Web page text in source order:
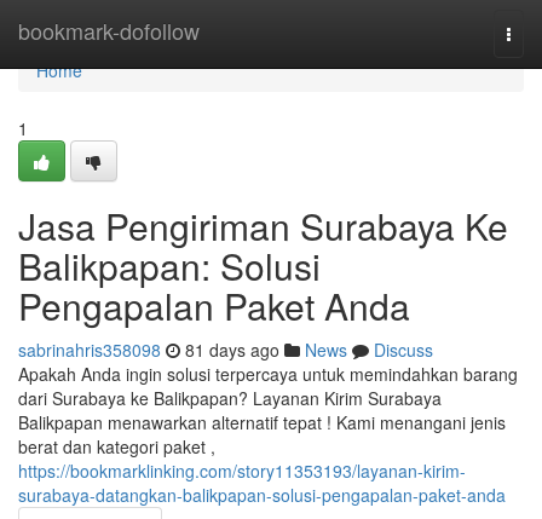
bookmark-dofollow
Home
Home
1
Jasa Pengiriman Surabaya Ke
Balikpapan: Solusi
Pengapalan Paket Anda
sabrinahris358098 81 days ago News
Discuss
Apakah Anda ingin solusi terpercaya untuk memindahkan barang
dari Surabaya ke Balikpapan? Layanan Kirim Surabaya
Balikpapan menawarkan alternatif tepat ! Kami menangani jenis
berat dan kategori paket ,
https://bookmarklinking.com/story11353193/layanan-kirim-
surabaya-datangkan-balikpapan-solusi-pengapalan-paket-anda